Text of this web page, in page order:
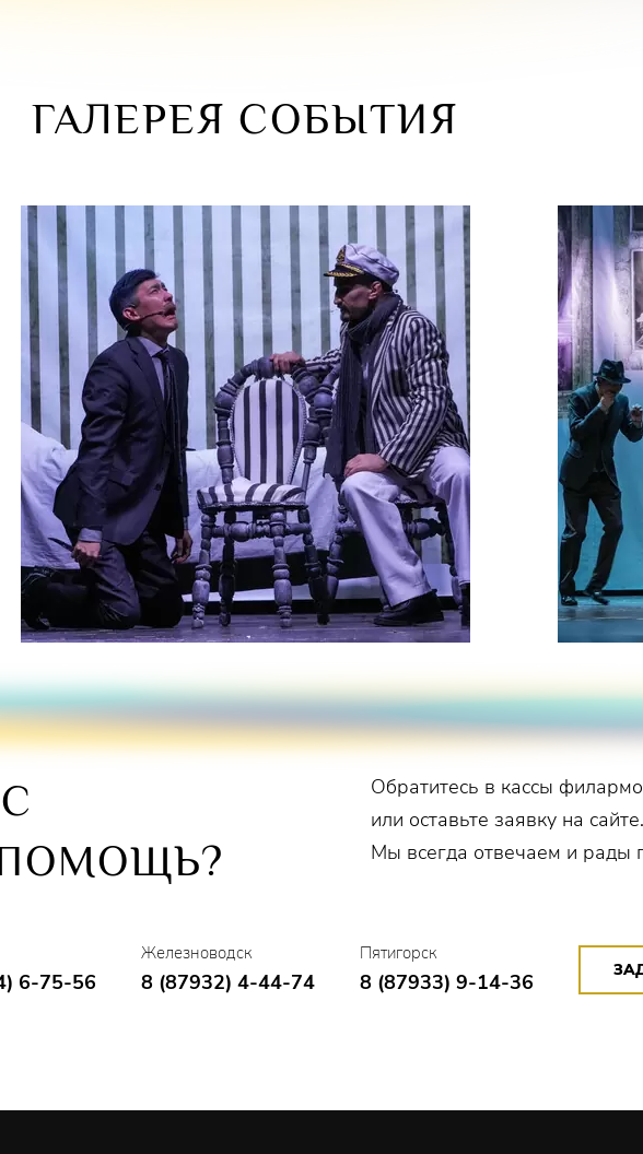
Ходжигиров
Колеватова
– Элеонора
Журавлёв
Дробышев
–
Алексей Ерёмин,
Алексей Ерёмин
Виктор Журавлев
Лауреат международных конкурсов
Наталья Чувьюрова
Лауреат международных конкурсов
Ксения Трофимова
Дипломант международных конкурсов
Наталья Говорская
Иван Буянец
ГАЛЕРЕЯ СОБЫТИЯ
Обратитесь в кассы
или оставьте заявку на сайте.
Мы всегда отвечаем и рады
6-75-56
Железноводск
8 (87932) 4-44-74
Пятигорск
8 (87933) 9-14-36